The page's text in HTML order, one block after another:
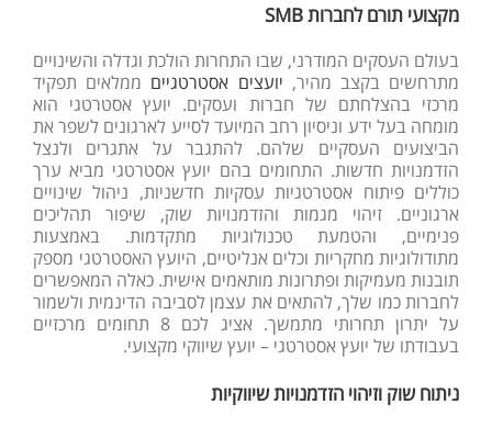
מקצועי תורם לחברות SMB
בעולם העסקים המודרני, שבו התחרות הולכת וגדלה והשינויים
מתרחשים בקצב מהיר, יועצים אסטרטגיים ממלאים תפקיד
מרכזי בהצלחתם של חברות ועסקים. יועץ אסטרטגי הוא
מומחה בעל ידע וניסיון רחב המיועד לסייע לארגונים לשפר את
הביצועים העסקיים שלהם. להתגבר על אתגרים ולנצל
הזדמנויות חדשות. התחומים בהם יועץ אסטרטגי מביא ערך
כוללים פיתוח אסטרטגיות עסקיות חדשניות, ניהול שינויים
ארגוניים. זיהוי מגמות והזדמנויות שוק, שיפור תהליכים
פנימיים, והטמעת טכנולוגיות מתקדמות. באמצעות
מתודולוגיות מחקריות וכלים אנליטיים, היועץ האסטרטגי מספק
תובנות מעמיקות ופתרונות מותאמים אישית. כאלה המאפשרים
לחברות כמו שלך, להתאים את עצמן לסביבה הדינמית ולשמור
על יתרון תחרותי מתמשך. אציג לכם 8 תחומים מרכזיים
בעבודתו של יועץ אסטרטגי – יועץ שיווקי מקצועי.
ניתוח שוק וזיהוי הזדמנויות שיווקיות